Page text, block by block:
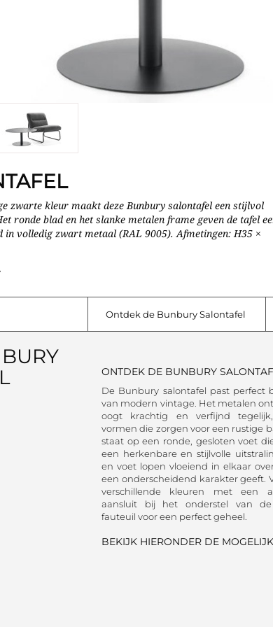
zwarte kleur maakt deze Bunbury salontafel een stijlvol
ronde blad en het slanke metalen frame geven de tafel
volledig zwart metaal (RAL 9005). Afmetingen: H35 ×
Ontdek de Bunbury Salontafel
ONTDEK DE BUNBURY
De Bunbury salontafel past perfect
van modern vintage. Het metalen
oogt krachtig en verfijnd
vormen die zorgen voor een rustige
staat op een ronde, gesloten voet
een herkenbare en stijlvolle
en voet lopen vloeiend in elkaar
een onderscheidend karakter geeft.
verschillende kleuren met een
aansluit bij het onderstel van de
fauteuil voor een perfect geheel.
BEKIJK HIERONDER DE